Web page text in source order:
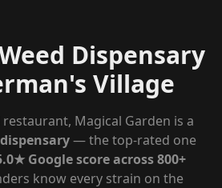
Dispensary
Village
Magical Garden is a
— the top-rated one
Google score across 800+
know every strain on the